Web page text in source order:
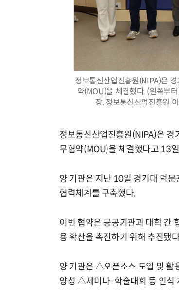
정보통신산업진흥원(NIPA)은
약(MOU)을 체결했다. (왼쪽부
장, 정보통신산업진흥원
정보통신산업진흥원(NIPA)은 경
무협약(MOU)을 체결했다고 13
양 기관은 지난 10일 경기대 덕
협력체계를 구축했다.
이번 협약은 공공기관과 대학 간
용 확산을 촉진하기 위해 추진됐
양 기관은 △오픈소스 도입 및 활
양성 △세미나·학술대회 등 인식